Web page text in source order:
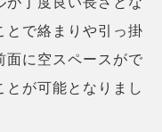
とで絡まりや引っ掛
面に空スペースがで
とが可能となりまし